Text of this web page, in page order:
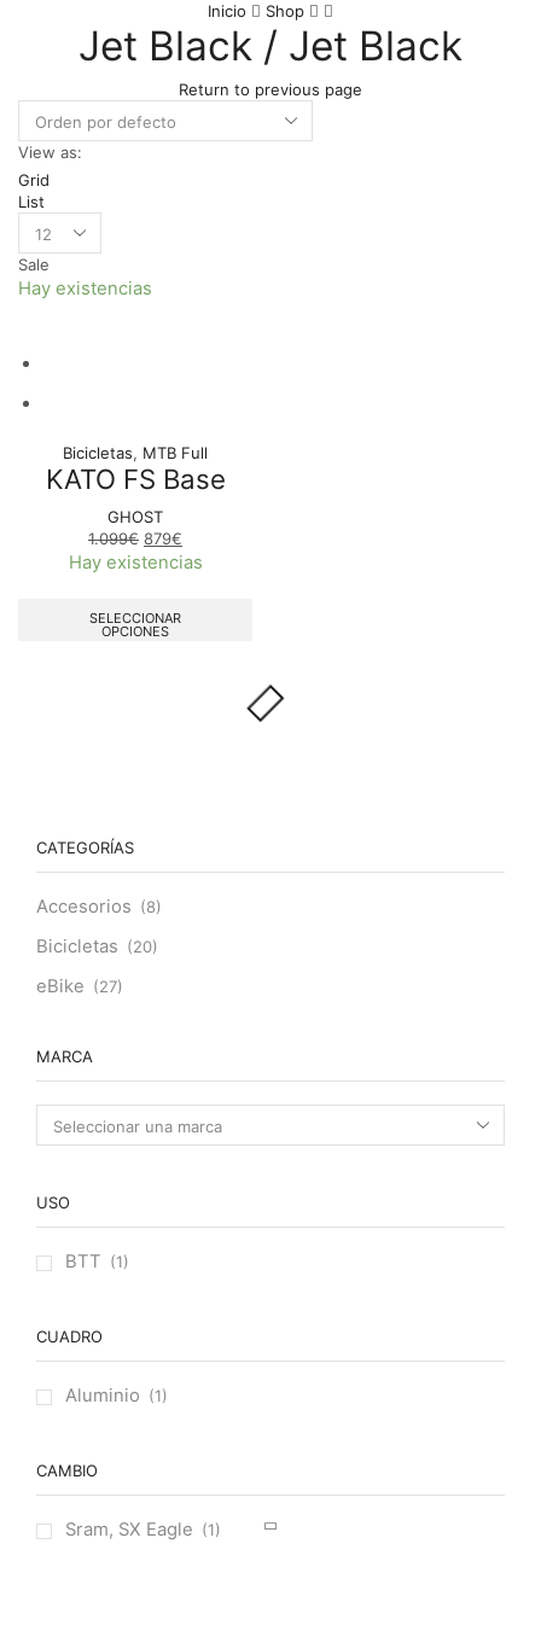
Inicio Shop
Jet Black / Jet Black
Return to previous page
View as:
Grid
List
Sale
Hay existencias
Bicicletas, MTB Full
KATO FS Base
GHOST
1.099€ 879€
Hay existencias
SELECCIONAR
OPCIONES
CATEGORÍAS
Accesorios (8)
Bicicletas (20)
eBike (27)
MARCA
USO
BTT (1)
CUADRO
Aluminio (1)
CAMBIO
Sram, SX Eagle (1)